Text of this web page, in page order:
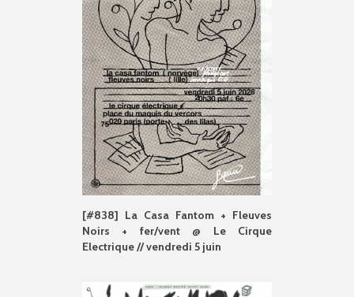
[#838] La Casa Fantom + Fleuves
Noirs + fer/vent @ Le Cirque
Electrique // vendredi 5 juin